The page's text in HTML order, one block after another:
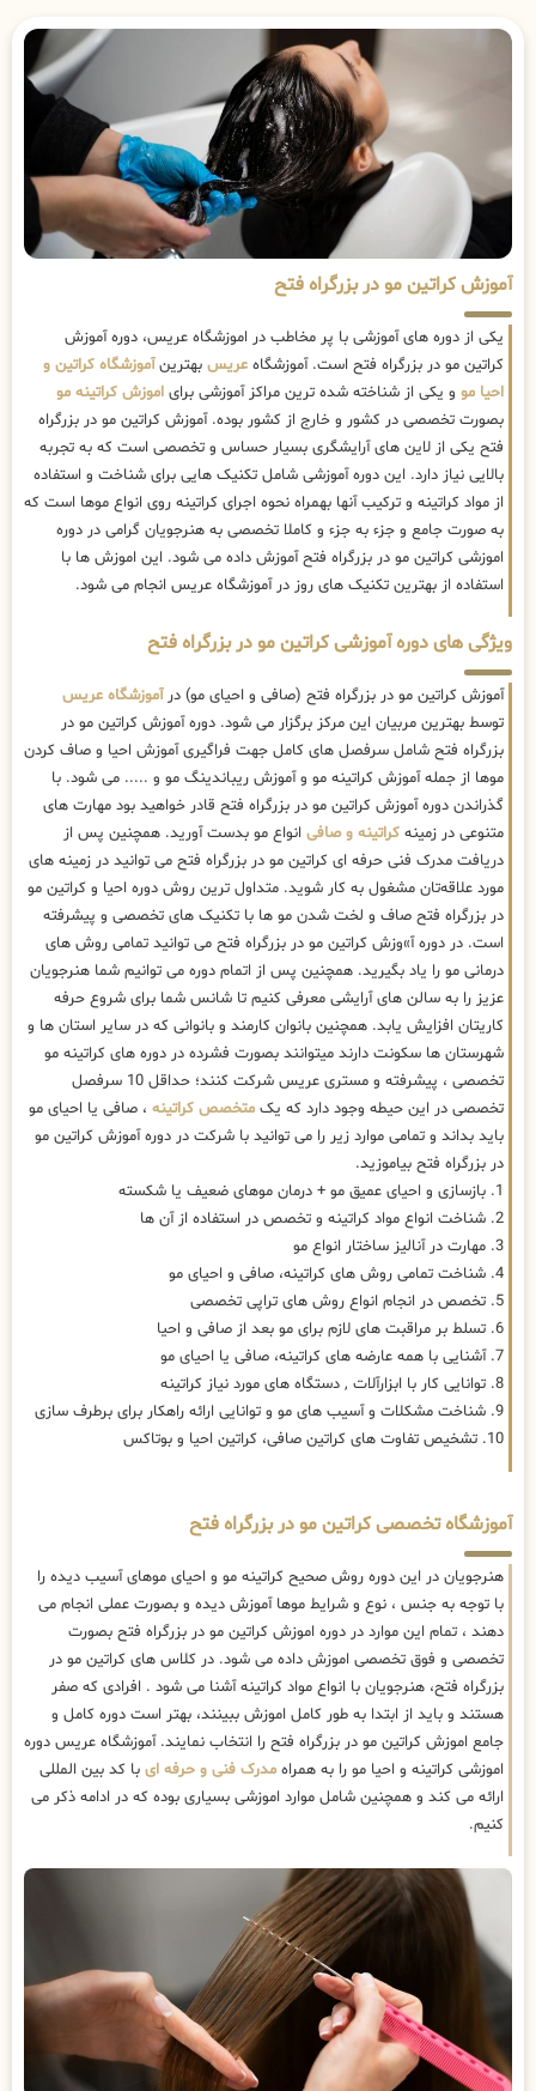
آموزش کراتین مو در بزرگراه فتح
یکی از دوره های آموزشی با پر مخاطب در اموزشگاه عریس، دوره آموزش
کراتین مو در بزرگراه فتح است. آموزشگاه عریس بهترینآموزشگاه کراتین و
احیا مو و یکی از شناخته شده ترین مراکز آموزشی برای اموزش کراتینه مو
بصورت تخصصی در کشور و خارج از کشور بوده. آموزش کراتین مو در بزرگراه
فتح یکی از لاین های آرایشگری بسیار حساس و تخصصی است که به تجربه
بالایی نیاز دارد. این دوره آموزشی شامل تکنیک هایی برای شناخت و استفاده
از مواد کراتینه و ترکیب آنها بهمراه نحوه اجرای کراتینه روی انواع موها است که
به صورت جامع و جزء به جزء و کاملا تخصصی به هنرجویان گرامی در دوره
اموزشی کراتین مو در بزرگراه فتح آموزش داده می شود. این اموزش ها با
استفاده از بهترین تکنیک های روز در آموزشگاه عریس انجام می شود.
ویژگی های دوره آموزشی کراتین مو در بزرگراه فتح
آموزش کراتین مو در بزرگراه فتح (صافی و احیای مو) درآموزشگاه عریس
توسط بهترین مربیان این مرکز برگزار می شود. دوره آموزش کراتین مو در
بزرگراه فتح شامل سرفصل های کامل جهت فراگیری آموزش احیا و صاف کردن
موها از جمله آموزش کراتینه مو و آموزش ریباندینگ مو و ..... می شود. با
گذراندن دوره آموزش کراتین مو در بزرگراه فتح قادر خواهید بود مهارت های
متنوعی در زمینه کراتینه و صافی انواع مو بدست آورید. همچنین پس از
دریافت مدرک فنی حرفه ای کراتین مو در بزرگراه فتح می توانید در زمینه های
مورد علاقه‌تان مشغول به کار شوید. متداول ترین روش دوره احیا و کراتین مو
در بزرگراه فتح صاف و لخت شدن مو ها با تکنیک های تخصصی و پیشرفته
است. در دوره آ»وزش کراتین مو در بزرگراه فتح می توانید تمامی روش های
درمانی مو را یاد بگیرید. همچنین پس از اتمام دوره می توانیم شما هنرجویان
عزیز را به سالن های آرایشی معرفی کنیم تا شانس شما برای شروع حرفه
کاریتان افزایش یابد. همچنین بانوان کارمند و بانوانی که در سایر استان ها و
شهرستان ها سکونت دارند میتوانند بصورت فشرده در دوره های کراتینه مو
تخصصی ، پیشرفته و مستری عریس شرکت کنند؛ حداقل 10 سرفصل
تخصصی در این حیطه وجود دارد که یک متخصص کراتینه ، صافی یا احیای مو
باید بداند و تمامی موارد زیر را می توانید با شرکت در دوره آموزش کراتین مو
در بزرگراه فتح بیاموزید.
1. بازسازی و احیای عمیق مو + درمان موهای ضعیف یا شکسته
2. شناخت انواع مواد کراتینه و تخصص در استفاده از آن ها
3. مهارت در آنالیز ساختار انواع مو
4. شناخت تمامی روش های کراتینه، صافی و احیای مو
5. تخصص در انجام انواع روش های تراپی تخصصی
6. تسلط بر مراقبت های لازم برای مو بعد از صافی و احیا
7. آشنایی با همه عارضه های کراتینه، صافی یا احیای مو
8. توانایی کار با ابزارآلات , دستگاه های مورد نیاز کراتینه
9. شناخت مشکلات و آسیب های مو و توانایی ارائه راهکار برای برطرف سازی
10. تشخیص تفاوت های کراتین صافی، کراتین احیا و بوتاکس
آموزشگاه تخصصی کراتین مو در بزرگراه فتح
هنرجویان در این دوره روش صحیح کراتینه مو و احیای موهای آسیب دیده را
با توجه به جنس ، نوع و شرایط موها آموزش دیده و بصورت عملی انجام می
دهند ، تمام این موارد در دوره اموزش کراتین مو در بزرگراه فتح بصورت
تخصصی و فوق تخصصی اموزش داده می شود. در کلاس های کراتین مو در
بزرگراه فتح، هنرجویان با انواع مواد کراتینه آشنا می شود . افرادی که صفر
هستند و باید از ابتدا به طور کامل اموزش ببینند، بهتر است دوره کامل و
جامع اموزش کراتین مو در بزرگراه فتح را انتخاب نمایند. آموزشگاه عریس دوره
اموزشی کراتینه و احیا مو را به همراه مدرک فنی و حرفه ای با کد بین المللی
ارائه می کند و همچنین شامل موارد اموزشی بسیاری بوده که در ادامه ذکر می
کنیم.